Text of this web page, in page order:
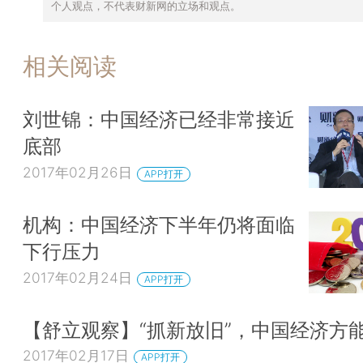
个人观点，不代表财新网的立场和观点。
相关阅读
刘世锦：中国经济已经非常接近
底部
2017年02月26日 APP打开
机构：中国经济下半年仍将面临
下行压力
2017年02月24日 APP打开
【舒立观察】“抓新放旧”，中国经济方
2017年02月17日 APP打开